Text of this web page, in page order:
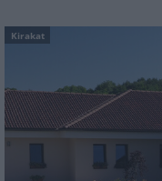
Kirakat